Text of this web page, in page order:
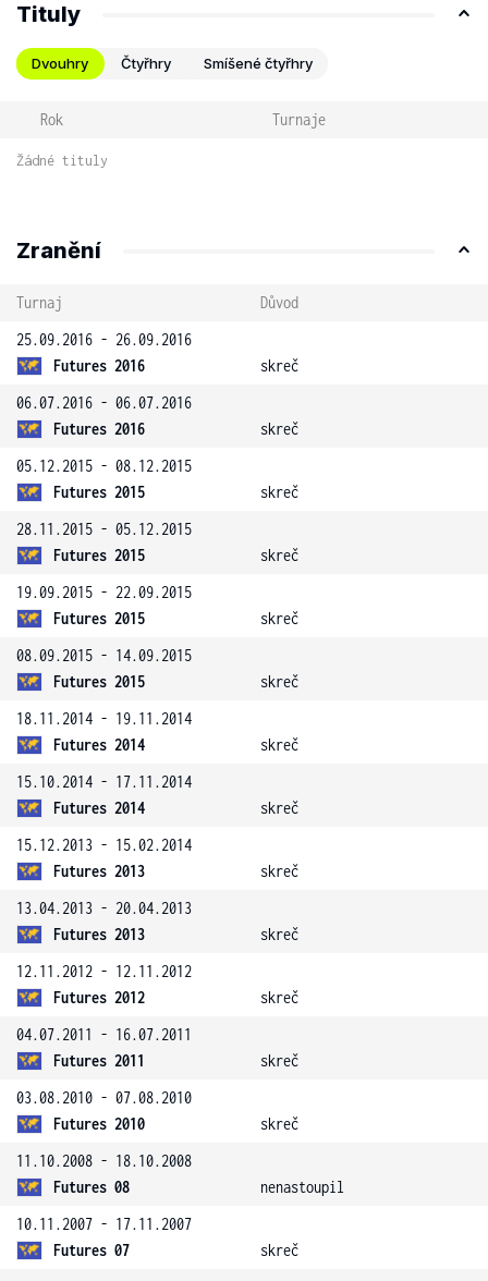
Tituly
Dvouhry Čtyřhry Smíšené čtyřhry
Rok Turnaje
Žádné tituly
Zranění
Turnaj
Důvod
25.09.2016 - 26.09.2016
Futures 2016
skreč
06.07.2016 - 06.07.2016
Futures 2016
skreč
05.12.2015 - 08.12.2015
Futures 2015
skreč
28.11.2015 - 05.12.2015
Futures 2015
skreč
19.09.2015 - 22.09.2015
Futures 2015
skreč
08.09.2015 - 14.09.2015
Futures 2015
skreč
18.11.2014 - 19.11.2014
Futures 2014
skreč
15.10.2014 - 17.11.2014
Futures 2014
skreč
15.12.2013 - 15.02.2014
Futures 2013
skreč
13.04.2013 - 20.04.2013
Futures 2013
skreč
12.11.2012 - 12.11.2012
Futures 2012
skreč
04.07.2011 - 16.07.2011
Futures 2011
skreč
03.08.2010 - 07.08.2010
Futures 2010
skreč
11.10.2008 - 18.10.2008
Futures 08
nenastoupil
10.11.2007 - 17.11.2007
Futures 07
skreč